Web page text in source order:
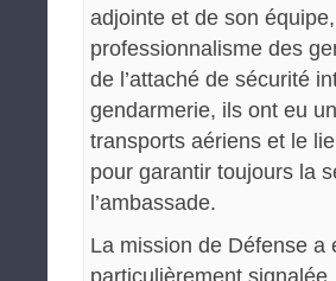
adjointe et de son
professionnalisme des
de l’attaché de sécurité
gendarmerie, ils ont eu
transports aériens et le
pour garantir toujours la
l’ambassade.
La mission de Défense a
particulièrement